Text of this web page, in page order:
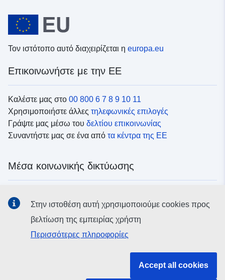
Τον ιστότοπο αυτό διαχειρίζεται η europa.eu
Επικοινωνήστε με την ΕΕ
Καλέστε μας στο 00 800 6 7 8 9 10 11
Χρησιμοποιήστε άλλες τηλεφωνικές επιλογές
Γράψτε μας μέσω του δελτίου επικοινωνίας
Συναντήστε μας σε ένα από τα κέντρα της ΕΕ
Μέσα κοινωνικής δικτύωσης
δικτύωσηςΣτην ιστοθέση αυτή χρησιμοποιούμε cookies προς
βελτίωση της εμπειρίας χρήστη
Περισσότερες πληροφορίες
Accept all cookies